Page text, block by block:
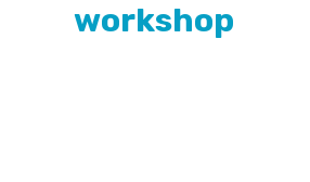
workshop